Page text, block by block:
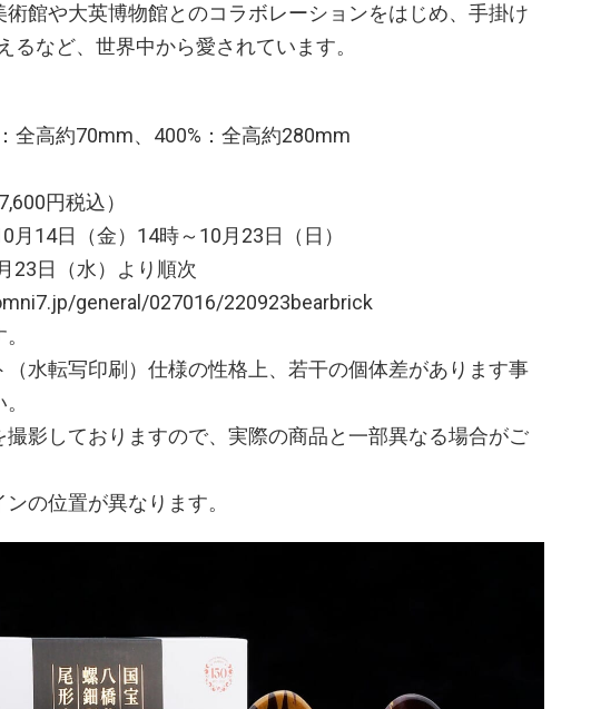
術館や⼤英博物館とのコラボレーションをはじめ、⼿掛け
るなど、世界中から愛されています。
全高約70mm、400%：全高約280mm
円税込）
月14日（金）14時～10月23日（日）
23日（水）より順次
general/027016/220923bearbrick
水転写印刷）仕様の性格上、若干の個体差があります事
影しておりますので、実際の商品と一部異なる場合がご
の位置が異なります。